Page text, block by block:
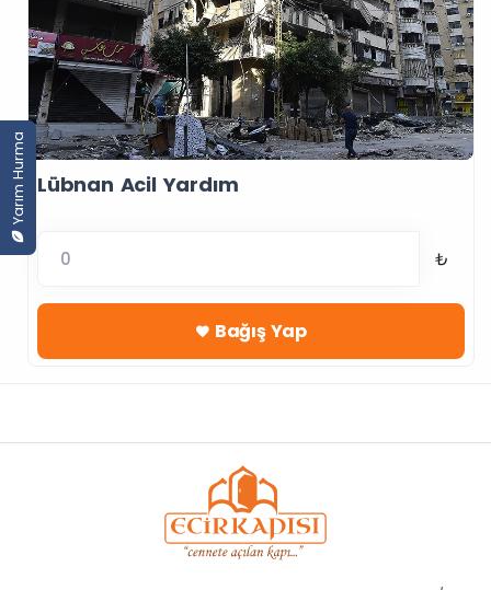
Yarım Hurma Lübnan Acil Yardım
₺
Bağış Yap